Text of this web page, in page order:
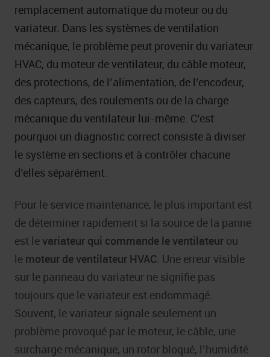
remplacement automatique du moteur ou du
variateur. Dans les systèmes de ventilation
mécanique, le problème peut provenir du variateur
HVAC, du moteur de ventilateur, du câble moteur,
des protections, de l’alimentation, de l’encodeur,
des capteurs, des roulements ou de la charge
mécanique du ventilateur lui-même. C’est
pourquoi un diagnostic correct consiste à diviser
le système en sections et à contrôler chacune
d’elles séparément.
Pour le service maintenance, le plus important est
de déterminer rapidement si la source de la panne
est le variateur qui commande le ventilateur ou
le moteur de ventilateur HVAC. Une erreur visible
sur le panneau du variateur ne signifie pas
toujours que le variateur est endommagé.
Souvent, le variateur signale seulement un
problème provoqué par le moteur, le câble, une
surcharge mécanique, un rotor bloqué, l’humidité